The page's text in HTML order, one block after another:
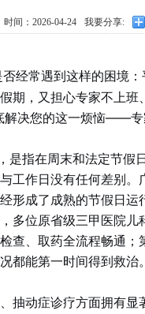
时间：2026-04-24 我要分享:
经常遇到这样的困境
期，又担心专家不上
解决您的这一烦恼——专
是指在周末和法定节假
工作日没有任何差别。
形成了成熟的节假日
多位原省级三甲医院
查、取药全流程畅通
都能第一时间得到救治。
抽动症诊疗方面拥有